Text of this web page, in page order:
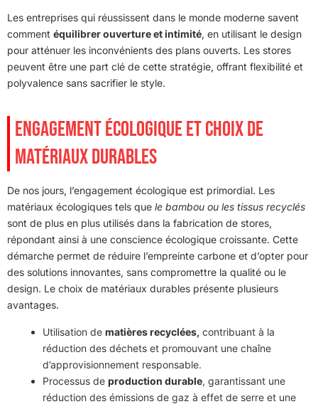
Les entreprises qui réussissent dans le monde moderne savent
comment équilibrer ouverture et intimité, en utilisant le design
pour atténuer les inconvénients des plans ouverts. Les stores
peuvent être une part clé de cette stratégie, offrant flexibilité et
polyvalence sans sacrifier le style.
ENGAGEMENT ÉCOLOGIQUE ET CHOIX DE
MATÉRIAUX DURABLES
De nos jours, l’engagement écologique est primordial. Les
matériaux écologiques tels que le bambou ou les tissus recyclés
sont de plus en plus utilisés dans la fabrication de stores,
répondant ainsi à une conscience écologique croissante. Cette
démarche permet de réduire l’empreinte carbone et d’opter pour
des solutions innovantes, sans compromettre la qualité ou le
design. Le choix de matériaux durables présente plusieurs
avantages.
Utilisation de matières recyclées, contribuant à la
réduction des déchets et promouvant une chaîne
d’approvisionnement responsable.
Processus de production durable, garantissant une
réduction des émissions de gaz à effet de serre et une